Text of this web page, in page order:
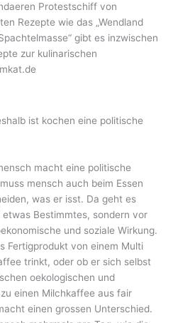
Protestschiff von
Rezepte wie das „Wendland
gibt es inzwischen
zur kulinarischen
ist kochen eine politische
macht eine politische
mensch auch beim Essen
was er isst. Da geht es
Bestimmtes, sondern vor
und soziale Wirkung.
Fertigprodukt von einem Multi
trinkt, oder ob er sich selbst
oekologischen und
einen Milchkaffee aus fair
einen grossen Unterschied.